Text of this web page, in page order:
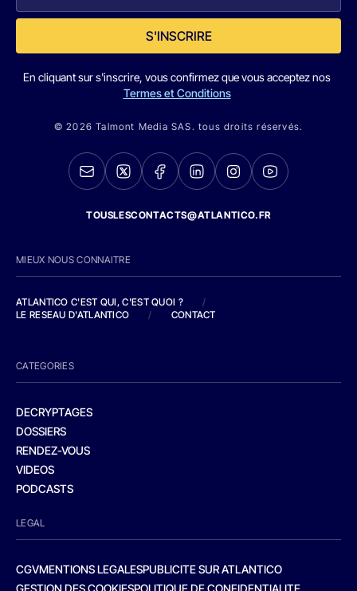
S'INSCRIRE
En cliquant sur s'inscrire, vous confirmez que vous acceptez nos
Termes et Conditions
© 2026 Talmont Media SAS. tous droits réservés.
TOUSLESCONTACTS@ATLANTICO.FR
MIEUX NOUS CONNAITRE
ATLANTICO C'EST QUI, C'EST QUOI ?
/
LE RESEAU D'ATLANTICO
/ CONTACT
CATEGORIES
DECRYPTAGES
DOSSIERS
RENDEZ-VOUS
VIDEOS
PODCASTS
LEGAL
CGVMENTIONS LEGALESPUBLICITE SUR ATLANTICO